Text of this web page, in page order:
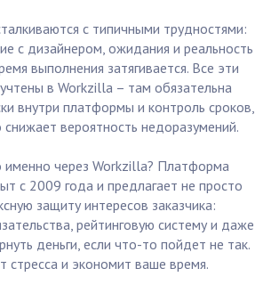
с типичными трудностями:
с дизайнером, ожидания и реальность
выполнения затягивается. Все эти
в Workzilla – там обязательна
внутри платформы и контроль сроков,
снижает вероятность недоразумений.
через Workzilla? Платформа
с 2009 года и предлагает не просто
защиту интересов заказчика:
рейтинговую систему и даже
деньги, если что-то пойдет не так.
стресса и экономит ваше время.